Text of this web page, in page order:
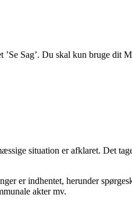
Sag’. Du skal kun bruge
situation er afklaret. Det
er indhentet, herunder
akter mv.